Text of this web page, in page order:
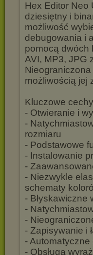
Hex Editor Neo
dziesiętny i
możliwość
debugowania i
pomocą dwóch
AVI, MP3, JPG
możliwością jej
Kluczowe
- Otwieranie i
-
rozmiaru
- Podstawowe
- Instalowanie
-
- Niezwykle
schematy
-
-
-
- Zapisywanie i
-
- Obsługa